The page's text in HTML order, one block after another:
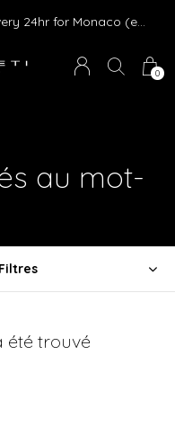
0
We ship Worldwide ! Express delivery 24hr for Monaco (excluding furniture)
au mot-
Filtres
été trouvé